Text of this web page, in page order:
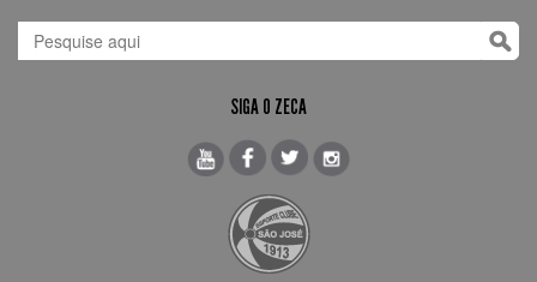
SIGA O ZECA